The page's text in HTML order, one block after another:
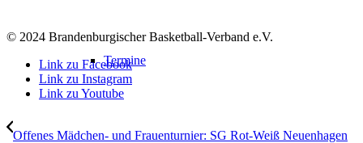
Termine
© 2024 Brandenburgischer Basketball-Verband e.V.
Link zu Facebook
Link zu Instagram
Link zu Youtube
Offenes Mädchen- und Frauenturnier: SG Rot-Weiß Neuenhagen